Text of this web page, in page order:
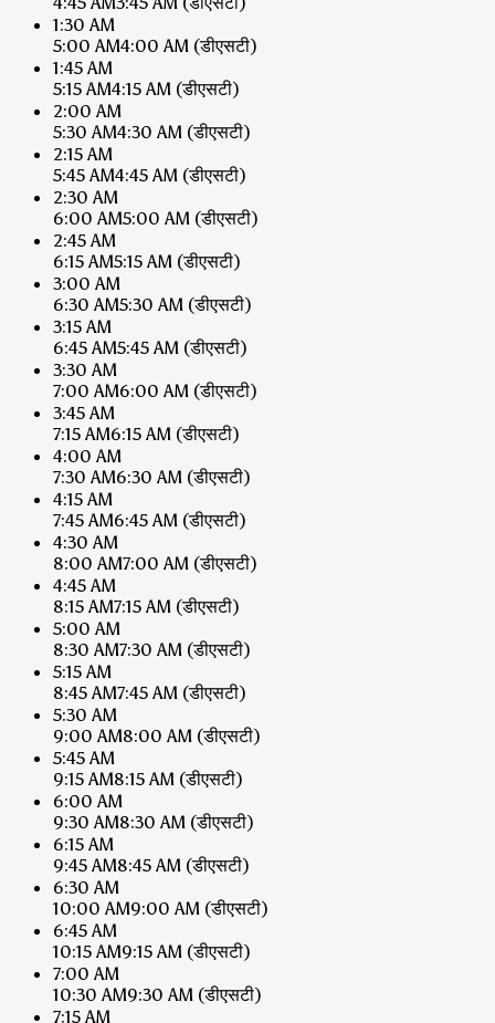
1:30 AM
5:00 AM4:00 AM (डीएसटी)
1:45 AM
5:15 AM4:15 AM (डीएसटी)
2:00 AM
5:30 AM4:30 AM (डीएसटी)
2:15 AM
5:45 AM4:45 AM (डीएसटी)
2:30 AM
6:00 AM5:00 AM (डीएसटी)
2:45 AM
6:15 AM5:15 AM (डीएसटी)
3:00 AM
6:30 AM5:30 AM (डीएसटी)
3:15 AM
6:45 AM5:45 AM (डीएसटी)
3:30 AM
7:00 AM6:00 AM (डीएसटी)
3:45 AM
7:15 AM6:15 AM (डीएसटी)
4:00 AM
7:30 AM6:30 AM (डीएसटी)
4:15 AM
7:45 AM6:45 AM (डीएसटी)
4:30 AM
8:00 AM7:00 AM (डीएसटी)
4:45 AM
8:15 AM7:15 AM (डीएसटी)
5:00 AM
8:30 AM7:30 AM (डीएसटी)
5:15 AM
8:45 AM7:45 AM (डीएसटी)
5:30 AM
9:00 AM8:00 AM (डीएसटी)
5:45 AM
9:15 AM8:15 AM (डीएसटी)
6:00 AM
9:30 AM8:30 AM (डीएसटी)
6:15 AM
9:45 AM8:45 AM (डीएसटी)
6:30 AM
10:00 AM9:00 AM (डीएसटी)
6:45 AM
10:15 AM9:15 AM (डीएसटी)
7:00 AM
10:30 AM9:30 AM (डीएसटी)
7:15 AM